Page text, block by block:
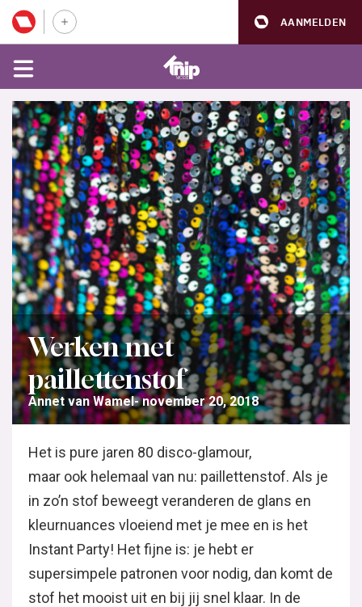
AANMELDEN
Werken met
paillettenstof
Annet van Wamel november 20, 2018
Het is pure jaren 80 disco-glamour,
maar ook helemaal van nu: paillettenstof. Als je
in zo’n stof beweegt veranderen de glans en
kleurnuances vloeiend met je mee en is het
Instant Party! Het fijne is: je hebt er
supersimpele patronen voor nodig, dan komt de
stof het mooist uit en bij jij snel klaar. In de